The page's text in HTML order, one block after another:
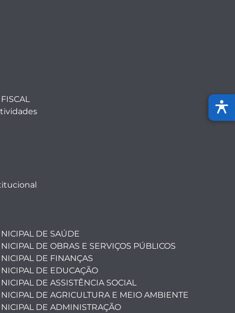
DE SAÚDE
DE OBRAS E SERVIÇOS PÚBLICOS
DE FINANÇAS
DE EDUCAÇÃO
DE ASSISTÊNCIA SOCIAL
DE AGRICULTURA E MEIO AMBIENTE
DE ADMINISTRAÇÃO